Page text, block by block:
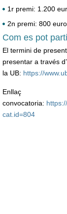
1r premi: 1.200
2n premi: 800
Com es pot
El termini de
presentar a través
la UB: https://
Enllaç
convocatoria:
cat.id=804